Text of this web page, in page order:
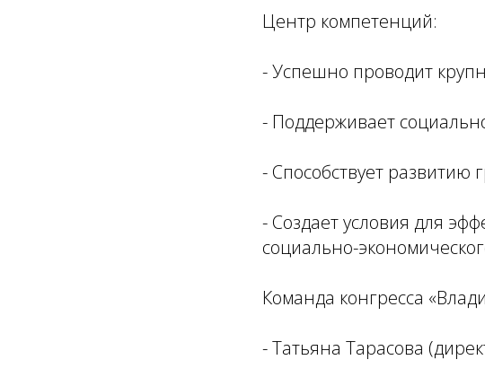
Центр компетенций:
- Успешно проводит
- Поддерживает
- Способствует развитию
- Создает условия для
социально-
Команда конгресса
- Татьяна Тарасова